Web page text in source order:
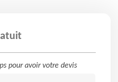
pour avoir votre devis